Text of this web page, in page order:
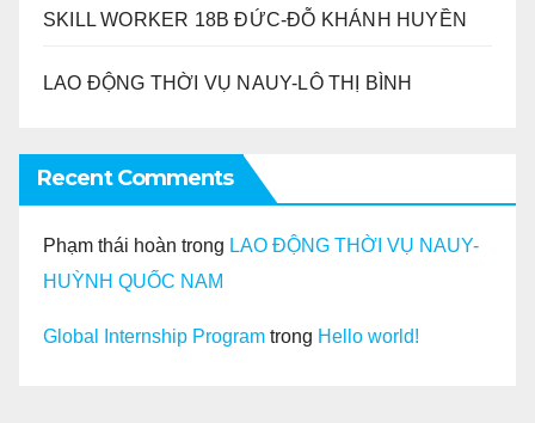
SKILL WORKER 18B ĐỨC-ĐỖ KHÁNH HUYỀN
LAO ĐỘNG THỜI VỤ NAUY-LÔ THỊ BÌNH
Recent Comments
Phạm thái hoàn trong LAO ĐỘNG THỜI VỤ NAUY-
HUỲNH QUỐC NAM
Global Internship Program trong Hello world!